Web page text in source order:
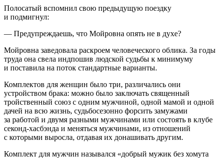
Полосатый вспомнил свою предыдущую поездку
и подмигнул:
— Предупреждаешь, что Мойровна опять не в духе?
Мойровна заведовала раскроем человеческого облика. За годы
труда она свела индпошив людской судьбы к минимуму
и поставила на поток стандартные варианты.
Комплектов для женщин было три, различались они
устройством брака: можно было заключать священный
тройственный союз с одним мужчиной, одной мамой и одной
дачей на всю жизнь, судьбосезонно форсить замужами
за работой и двумя разными мужчинами или состоять в клубе
секонд-хасбэнда и меняться мужчинами, из отношений
с которыми выросла, отдавая их донашивать другим.
Комплект для мужчин назывался «добрый мужик без хомута